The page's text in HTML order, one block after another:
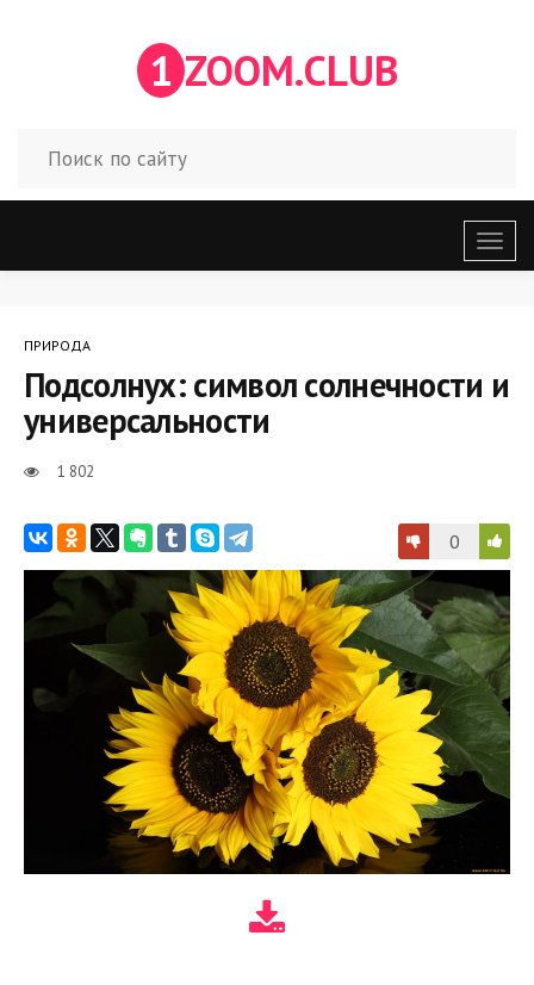
1 ZOOM.CLUB
меню
ПРИРОДА
Подсолнух: символ солнечности и
универсальности
1 802
0